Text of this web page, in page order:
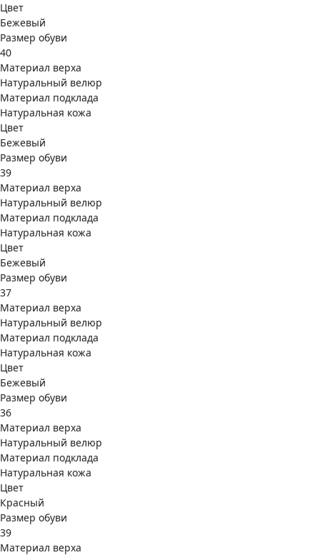
Цвет
Бежевый
Размер обуви
40
Материал верха
Натуральный велюр
Материал подклада
Натуральная кожа
Цвет
Бежевый
Размер обуви
39
Материал верха
Натуральный велюр
Материал подклада
Натуральная кожа
Цвет
Бежевый
Размер обуви
37
Материал верха
Натуральный велюр
Материал подклада
Натуральная кожа
Цвет
Бежевый
Размер обуви
36
Материал верха
Натуральный велюр
Материал подклада
Натуральная кожа
Цвет
Красный
Размер обуви
39
Материал верха